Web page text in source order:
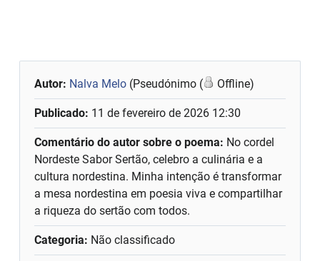
Autor: Nalva Melo (Pseudónimo ( Offline)
Publicado: 11 de fevereiro de 2026 12:30
Comentário do autor sobre o poema: No cordel
Nordeste Sabor Sertão, celebro a culinária e a
cultura nordestina. Minha intenção é transformar
a mesa nordestina em poesia viva e compartilhar
a riqueza do sertão com todos.
Categoria: Não classificado